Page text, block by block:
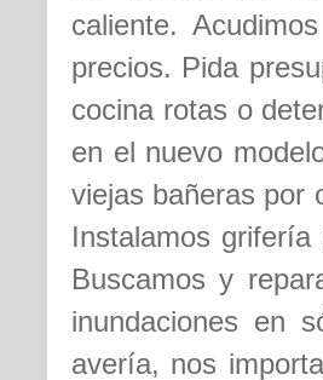
caliente.
precios. Pida
cocina rotas o
en el nuevo
viejas bañeras por
Instalamos
Buscamos y
inundaciones en
avería, nos